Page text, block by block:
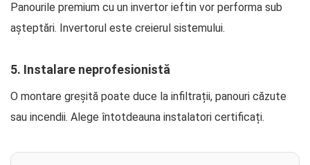
Panourile premium cu un invertor ieftin vor performa sub
așteptări. Invertorul este creierul sistemului.
5. Instalare neprofesionistă
O montare greșită poate duce la infiltrații, panouri căzute
sau incendii. Alege întotdeauna instalatori certificați.